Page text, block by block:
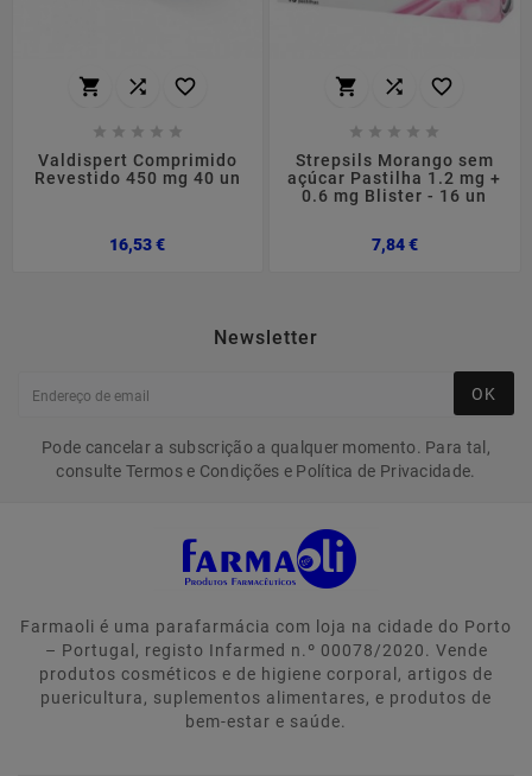
  
    
Valdispert Comprimido
Revestido 450 mg 40 un
16,53 €Preço
  
    
Strepsils Morango sem
açúcar Pastilha 1.2 mg +
0.6 mg Blister - 16 un
7,84 €Preço
Newsletter
OK
Pode cancelar a subscrição a qualquer momento. Para tal,
consulte Termos e Condições e Política de Privacidade.
Farmaoli é uma parafarmácia com loja na cidade do Porto
– Portugal, registo Infarmed n.º 00078/2020. Vende
produtos cosméticos e de higiene corporal, artigos de
puericultura, suplementos alimentares, e produtos de
bem-estar e saúde.